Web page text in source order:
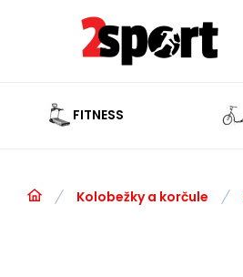
FITNESS
Kolobežky a korčule